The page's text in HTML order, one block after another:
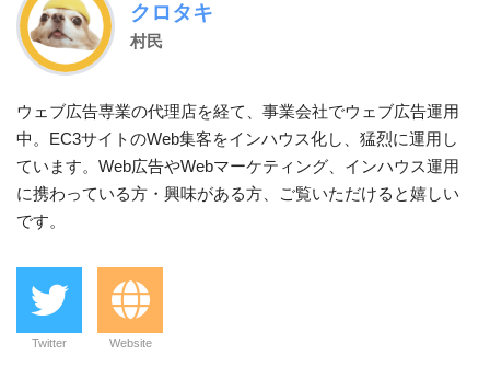
クロタキ
村民
ウェブ広告専業の代理店を経て、事業会社でウェブ広告運用
中。EC3サイトのWeb集客をインハウス化し、猛烈に運用し
ています。Web広告やWebマーケティング、インハウス運用
に携わっている方・興味がある方、ご覧いただけると嬉しい
です。
Twitter Website